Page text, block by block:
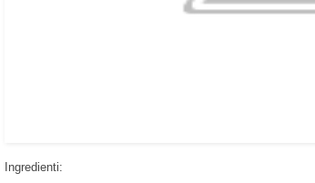
Ingredienti: